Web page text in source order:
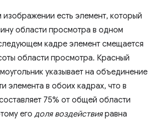
есть элемент, который
области просмотра в одном
кадре элемент смещается
области просмотра. Красный
указывает на объединение
элемента в обоих кадрах, что в
75% от общей области
его доля воздействияравна